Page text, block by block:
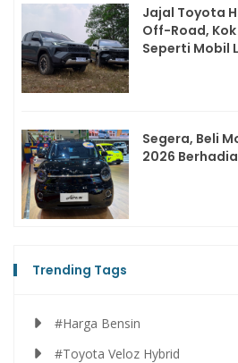
Jajal Toyota
Off-Road,
Seperti Mobil
Segera, Beli
2026
Trending Tags
#Harga Bensin
#Toyota Veloz Hybrid